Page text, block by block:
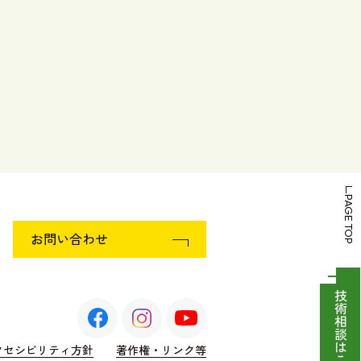
お問い合わせ
セシビリティ方針 著作権・リンク等
PAGE TOP
技術相談はこちら